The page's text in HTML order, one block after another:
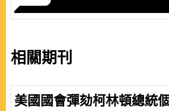
相關期刊
美國國會彈劾柯林頓總統